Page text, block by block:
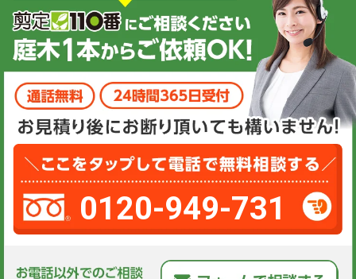
0120-949-731